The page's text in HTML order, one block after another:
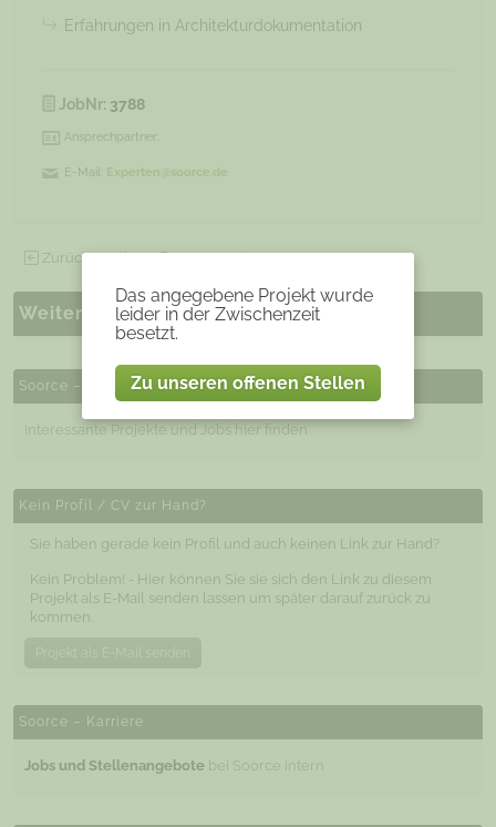
Das angegebene Projekt wurde
leider in der Zwischenzeit
besetzt.
Zu unseren offenen Stellen
Erfahrungen in Architekturdokumentation
JobNr: 3788
Ansprechpartner:
E-Mail: Experten@soorce.de
Zurück zu allen offenen Projekten
Weitere ähnliche Projekte
Soorce – Projekte und Jobs
Interessante Projekte und Jobs hier finden
Kein Profil / CV zur Hand?
Sie haben gerade kein Profil und auch keinen Link zur Hand?
Kein Problem! - Hier können Sie sie sich den Link zu diesem
Projekt als E-Mail senden lassen um später darauf zurück zu
kommen.
Soorce – Karriere
Jobs und Stellenangebote bei Soorce intern